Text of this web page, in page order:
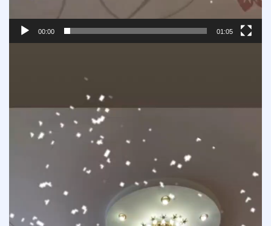
00:00 01:05